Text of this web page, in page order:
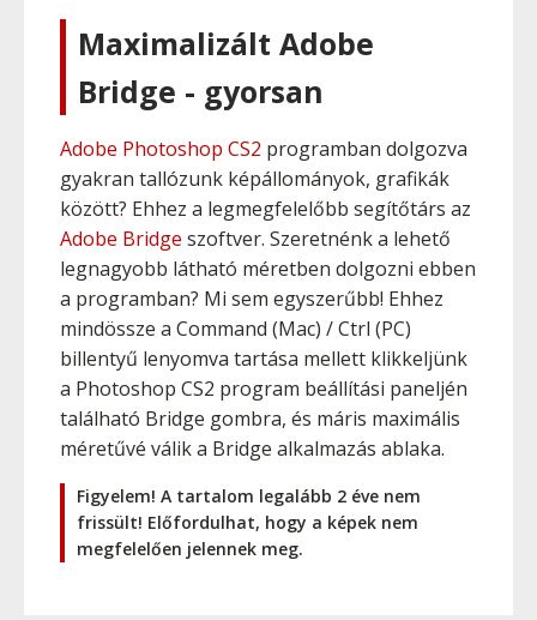
Maximalizált Adobe
Bridge - gyorsan
Adobe Photoshop CS2 programban dolgozva
gyakran tallózunk képállományok, grafikák
között? Ehhez a legmegfelelőbb segítőtárs az
Adobe Bridge szoftver. Szeretnénk a lehető
legnagyobb látható méretben dolgozni ebben
a programban? Mi sem egyszerűbb! Ehhez
mindössze a Command (Mac) /Ctrl (PC)
billentyű lenyomva tartása mellett klikkeljünk
a Photoshop CS2 program beállítási paneljén
található Bridge gombra, és máris maximális
méretűvé válik a Bridge alkalmazás ablaka.
Figyelem! A tartalom legalább 2 éve nem
frissült! Előfordulhat, hogy a képek nem
megfelelően jelennek meg.